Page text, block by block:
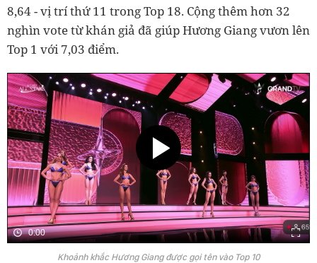
8,64 - vị trí thứ 11 trong Top 18. Cộng thêm hơn 32
nghìn vote từ khán giả đã giúp Hương Giang vươn lên
Top 1 với 7,03 điểm.
0:00
Khoảnh khắc Hương Giang được gọi tên vào Top 10